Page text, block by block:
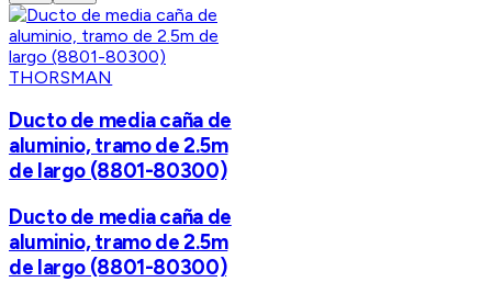
THORSMAN
Ducto de media caña de
aluminio, tramo de 2.5m
de largo (8801-80300)
Ducto de media caña de
aluminio, tramo de 2.5m
de largo (8801-80300)